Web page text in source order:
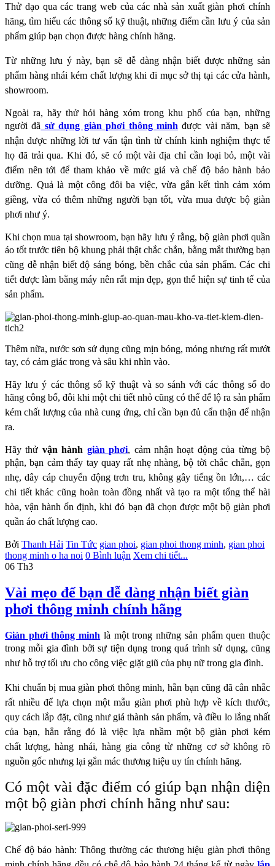
Thử dạo qua các trang web của các nhà sản xuất giàn phơi chính
hãng, tìm hiểu các thông số kỹ thuật, những điểm cần lưu ý của sản
phẩm giúp bạn chọn được hàng chính hãng.
Từ những lưu ý này, bạn sẽ dễ dàng nhận biết được những sản
phẩm hàng nhái kém chất lượng khi đi mục sở thị tại các cửa hành,
showroom.
Ngoài ra, hãy thử hỏi hàng xóm trong khu phố của bạn, những
người đã sử dụng giàn phơi thông minh được vài năm, bạn sẽ
nhận được những lời tư vấn tận tình từ chính kinh nghiệm thực tế
họ đã trải qua. Khi đó, sẽ có một vài địa chỉ cần loại bỏ, một vài
điểm nên tới để thamkhảo về mức giá và chế độ bảo hành bảo
dưỡng. Quả là một công đôi ba việc, vừa gắn kết tìnhcảm xóm
giềng, vừa có thêm những người bạn tốt, vừa mua được bộ giàn
phơi như ý.
Khi chọn mua tại showroom, bạn hãy lưu ý rằng, bộ giàn phơi quần
áo tốt trước tiên bộ khung phải thật chắc chắn, bằng mắt thường bạn
cũng dễ nhận biết độ sáng bóng, bền chắc của sản phẩm. Các chi
tiết được làm bằng máy nên rất mịn đẹp, gọn thể hiện sự tinh tế của
sản phẩm.
Thêm nữa, nước sơn sử dụng cũng mịn bóng, mỏng nhưng rất mướt
tay, có cảm giác trong và sâu khi nhìn vào.
Hãy lưu ý các thông số kỹ thuật và so sánh với các thông số do
hãng công bố, đôi khi một chi tiết nhỏ cũng có thể để lộ ra sản phẩm
kém chất lượng của nhà cung ứng, chỉ cần bạn đủ cẩnthận để nhận
ra.
Hãy thử vận hành giàn phơi, cảm nhận hoạt động của từng bộ
phận, bạn cảm thấy tay quay rất nhẹ nhàng, bộ tời chắc chắn, gọn
nhẹ, dây cáp chuyển động trơn tru, không gây tiếng ồn lớn,… các
chi tiết khác cũng hoàn toàn đồng nhất và tạo ra một tổng thể hài
hòa, vận hành ổn định,khi đó bạn đã chọn được một bộ giàn phơi
quần áo chất lượng cao.
Bởi Thanh Hải Tin Tức gian phoi, gian phoi thong minh, gian phoi
thong minh o ha noi 0 Bình luận Xem chi tiết...
06 Th3
Vài mẹo để bạn dễ dàng nhận biết giàn
phơi thông minh chính hãng
Giàn phơi thông minh là một trong những sản phẩm quen thuộc
trong mỗi gia đình bởi sự tiệndụng trong quá trình sử dụng, cũng
như hỗ trợ tối ưu cho công việc giặt giũ của phụ nữ trong gia đình.
Khi chuẩn bị mua giàn phơi thông minh, hẳn bạn cũng đã cân nhắc
rất nhiều để lựachọn một mẫu giàn phơi phù hợp về kích thước,
quy cách lắp đặt, cũng như giá thành sản phẩm, và điều lo lắng nhất
của bạn, hẳn rằng đó là việc lựa nhầm một bộ giàn phơi kém
chấtlượng, hàng nhái, hàng gia công từ những cơ sở không rõ
nguồn gốc nhưng lại gắn mác thương hiệu uy tín chính hãng.
Có một vài đặc điểm có giúp bạn nhận diện
một bộ giàn phơi chính hãng như sau:
Chế độ bảo hành: Thông thường các thương hiệu giàn phơi thông